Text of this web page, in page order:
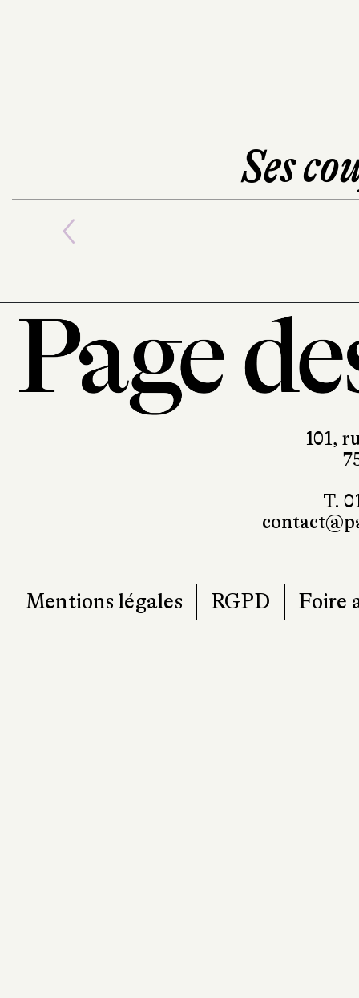
Ses
Previous
101,
T.
Mentions légales RGPD Foire